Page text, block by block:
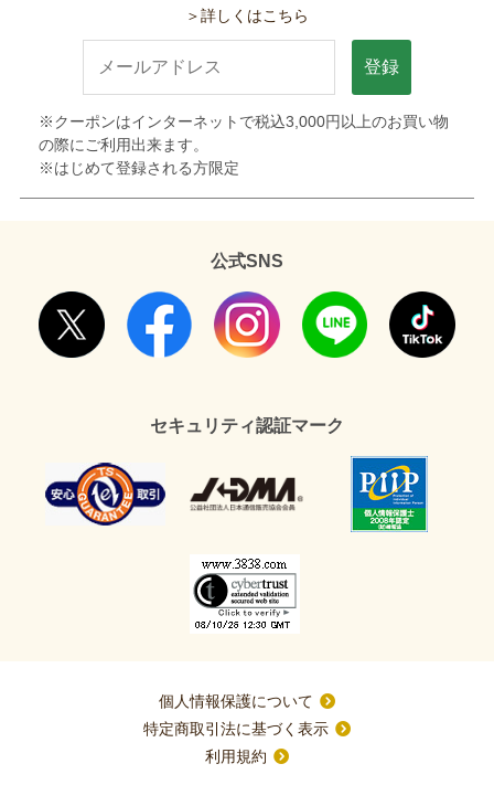
＞詳しくはこちら
登録
※クーポンはインターネットで税込3,000円以上のお買い物
の際にご利用出来ます。
※はじめて登録される方限定
公式SNS
セキュリティ認証マーク
個人情報保護について
特定商取引法に基づく表示
利用規約